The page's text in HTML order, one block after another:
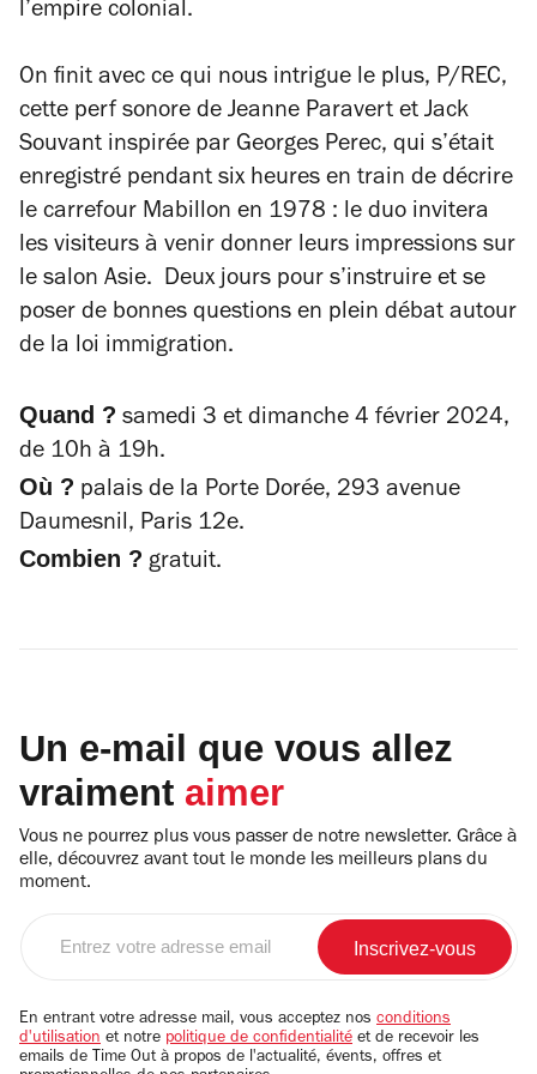
l’empire colonial.
On finit avec ce qui nous intrigue le plus, P/REC,
cette perf sonore de Jeanne Paravert et Jack
Souvant inspirée par Georges Perec, qui s’était
enregistré pendant six heures en train de décrire
le carrefour Mabillon en 1978 : le duo invitera
les visiteurs à venir donner leurs impressions sur
le salon Asie. Deux jours pour s’instruire et se
poser de bonnes questions en plein débat autour
de la loi immigration.
Quand ? samedi 3 et dimanche 4 février 2024,
de 10h à 19h.
Où ? palais de la Porte Dorée, 293 avenue
Daumesnil, Paris 12e.
Combien ? gratuit.
Un e-mail que vous allez
vraiment aimer
Vous ne pourrez plus vous passer de notre newsletter. Grâce à
elle, découvrez avant tout le monde les meilleurs plans du
moment.
email
En entrant votre adresse mail, vous acceptez nos conditions
d'utilisation et notre politique de confidentialité et de recevoir les
emails de Time Out à propos de l'actualité, évents, offres et